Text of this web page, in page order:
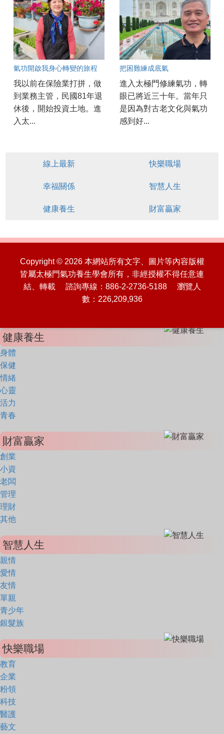
氣功開啟我身心轉變的旅程
我以前在保險業打拼，做
到業務主管，民國81年退
休後，開始投資土地。進
入太...
把困難練成底氣
進入太極門修練氣功，轉
眼已將近三十年。當年只
是因為對古老文化與氣功
感到好...
線上最新 快樂職場
幸福關係 智慧人生
健康養生 財富贏家
Copyright © 2026 本網站所有文字、圖片等內容版權
皆屬太極門氣功養生學會所有，非經授權不得任意連
結、轉載 諮詢專線：886-2-2736-5188 瀏覽人
數：226,209,936
健康養生
身體
保健
情緒
心靈
活力
青春
財富贏家
創業
小資
老闆
管理
理財
其他
智慧人生
親情
愛情
友情
單親
青少年
銀髮族
快樂職場
教育
企業
粉領
科技
醫護
藝文